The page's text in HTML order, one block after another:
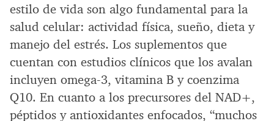
estilo de vida son algo fundamental para la
salud celular: actividad física, sueño, dieta y
manejo del estrés. Los suplementos que
cuentan con estudios clínicos que los avalan
incluyen omega-3, vitamina B y coenzima
Q10. En cuanto a los precursores del NAD+,
péptidos y antioxidantes enfocados, “muchos